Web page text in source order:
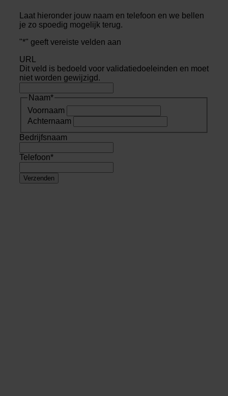
Laat hieronder jouw naam en telefoon en we bellen
je zo spoedig mogelijk terug.
"*" geeft vereiste velden aan
URL
Dit veld is bedoeld voor validatiedoeleinden en moet
niet worden gewijzigd.
Naam*
Voornaam
Achternaam
Bedrijfsnaam
Telefoon*